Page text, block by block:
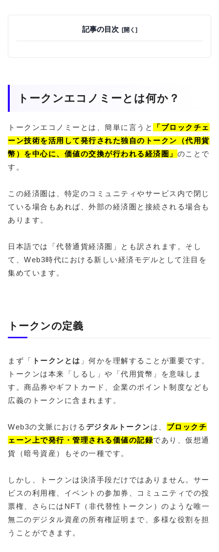
記事の目次
トークンエコノミーとは何か？
トークンエコノミーとは、簡単に言うと
「ブロックチェ
ーン技術を活用して発行された独自のトークン（代用貨
幣）を中心に、価値の交換が行われる経済圏」 のことで
す。
この経済圏は、特定のコミュニティやサービス内で閉じ
ている場合もあれば、外部の経済圏と接続される場合も
あります。
日本語では「代替通貨経済圏」とも訳されます。そし
て、Web3時代における新しい経済モデルとして注目を
集めています。
トークンの定義
まず「 トークンとは 」何かを理解することが重要です。
トークンは本来「しるし」や「代用貨幣」を意味しま
す。商品券やギフトカード、企業のポイント制度なども
広義のトークンに含まれます。
Web3の文脈における デジタルトークンは、 ブロックチ
ェーン上で発行・管理される価値の記録であり、仮想通
貨（暗号資産）もその一種です。
しかし、トークンは決済手段だけではありません。サー
ビスの利用権、イベントの参加券、コミュニティでの投
票権、さらにはNFT（非代替性トークン）のような唯一
無二のデジタル資産の所有権証明まで、多様な役割を担
うことができます。